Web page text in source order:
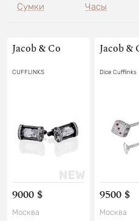
Сумки Часы
Jacob & Co
CUFFLINKS
9000 $
Москва
Jacob &
Dice Cufflinks
9500 $
Москва